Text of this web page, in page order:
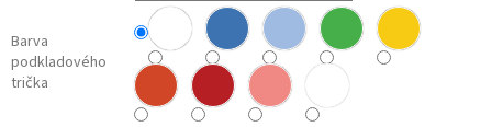
Barva
podkladového
trička